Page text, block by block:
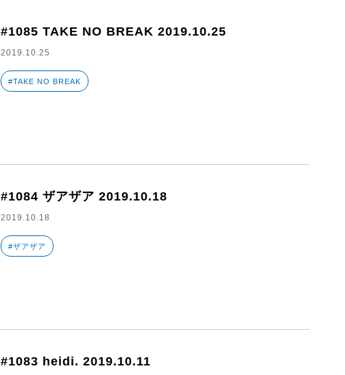
#1085 TAKE NO BREAK 2019.10.25
2019.10.25
#TAKE NO BREAK
#1084 ザアザア 2019.10.18
2019.10.18
#ザアザア
#1083 heidi. 2019.10.11